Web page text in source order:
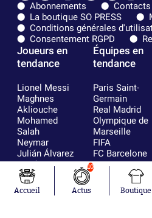
Abonnements
Contacts
La boutique SO PRESS
Conditions générales
Consentement RGPD
Joueurs en
tendance
Lionel Messi
Maghnes
Akliouche
Mohamed
Salah
Neymar
Julián Álvarez
Ferrán Torres
Kilian Corredor
Franco
Mastantuono
Équipes en
tendance
Paris Saint-
Germain
Real Madrid
Olympique de
Marseille
FIFA
FC Barcelone
Argentine
Olympique
lyonnais
AS Monaco
Accueil
10
Actus Boutique